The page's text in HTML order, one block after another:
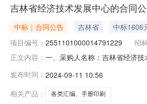
吉林省经济技术发展中心的合同
中标｜合同公告 吉林省
中标1606
项目编号： 2551101000014791229 招
正文内容： 一、采购人名称：吉林省经济
120.013.381605.6服务要求或
传
发布时间： 2024-09-11 10:56
相关产品：
各类汇编、手册印刷